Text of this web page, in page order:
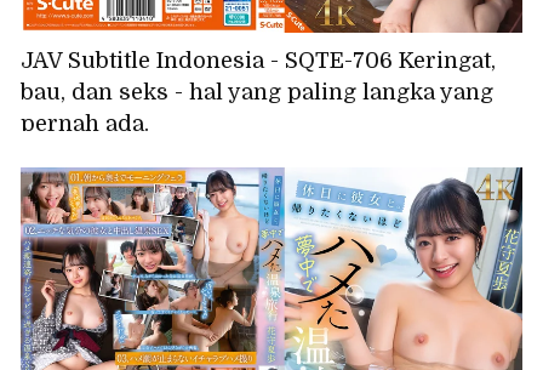
JAV Subtitle Indonesia - SQTE-706 Keringat,
bau, dan seks - hal yang paling langka yang
pernah ada.